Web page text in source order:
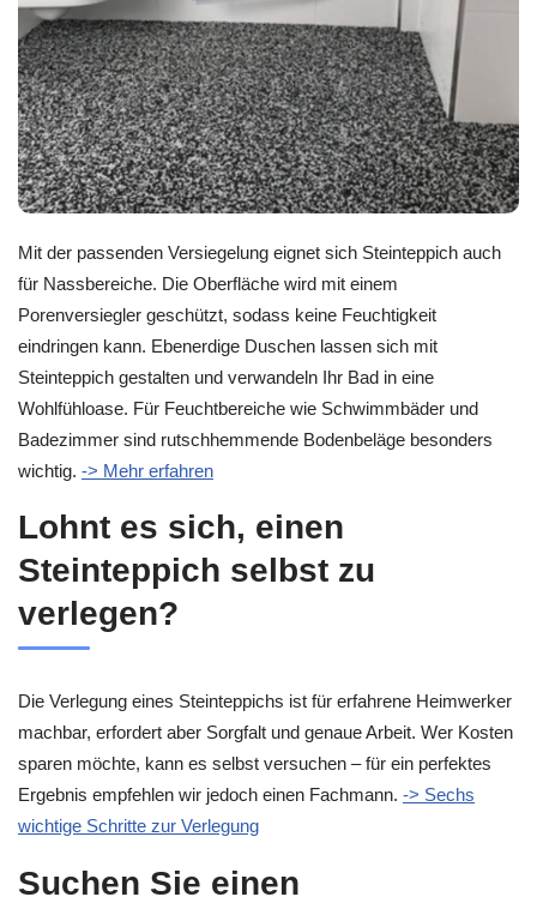
Mit der passenden Versiegelung eignet sich Steinteppich auch
für Nassbereiche. Die Oberfläche wird mit einem
Porenversiegler geschützt, sodass keine Feuchtigkeit
eindringen kann. Ebenerdige Duschen lassen sich mit
Steinteppich gestalten und verwandeln Ihr Bad in eine
Wohlfühloase. Für Feuchtbereiche wie Schwimmbäder und
Badezimmer sind rutschhemmende Bodenbeläge besonders
wichtig. -> Mehr erfahren
Lohnt es sich, einen
Steinteppich selbst zu
verlegen?
Die Verlegung eines Steinteppichs ist für erfahrene Heimwerker
machbar, erfordert aber Sorgfalt und genaue Arbeit. Wer Kosten
sparen möchte, kann es selbst versuchen – für ein perfektes
Ergebnis empfehlen wir jedoch einen Fachmann. -> Sechs
wichtige Schritte zur Verlegung
Suchen Sie einen